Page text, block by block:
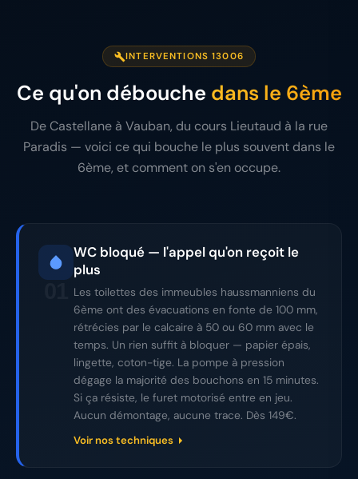
INTERVENTIONS 13006
Ce qu'on débouche dans le 6ème
De Castellane à Vauban, du cours Lieutaud à la rue
Paradis — voici ce qui bouche le plus souvent dans le
6ème, et comment on s'en occupe.
WC bloqué — l'appel qu'on reçoit le
plus
Les toilettes des immeubles haussmanniens du
6ème ont des évacuations en fonte de 100 mm,
rétrécies par le calcaire à 50 ou 60 mm avec le
temps. Un rien suffit à bloquer — papier épais,
lingette, coton-tige. La pompe à pression
dégage la majorité des bouchons en 15 minutes.
Si ça résiste, le furet motorisé entre en jeu.
Aucun démontage, aucune trace. Dès 149€.
Voir nos techniques